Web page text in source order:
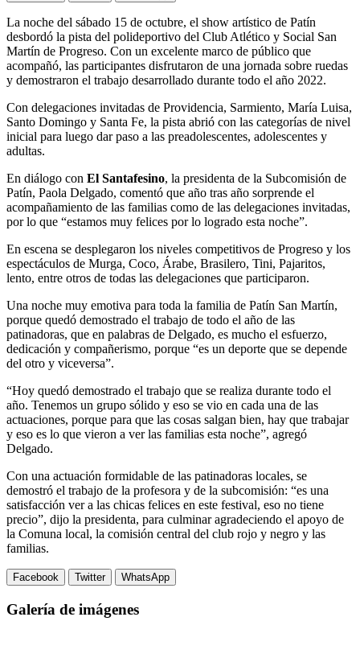
La noche del sábado 15 de octubre, el show artístico de Patín
desbordó la pista del polideportivo del Club Atlético y Social San
Martín de Progreso. Con un excelente marco de público que
acompañó, las participantes disfrutaron de una jornada sobre ruedas
y demostraron el trabajo desarrollado durante todo el año 2022.
Con delegaciones invitadas de Providencia, Sarmiento, María Luisa,
Santo Domingo y Santa Fe, la pista abrió con las categorías de nivel
inicial para luego dar paso a las preadolescentes, adolescentes y
adultas.
En diálogo con El Santafesino, la presidenta de la Subcomisión de
Patín, Paola Delgado, comentó que año tras año sorprende el
acompañamiento de las familias como de las delegaciones invitadas,
por lo que “estamos muy felices por lo logrado esta noche”.
En escena se desplegaron los niveles competitivos de Progreso y los
espectáculos de Murga, Coco, Árabe, Brasilero, Tini, Pajaritos,
lento, entre otros de todas las delegaciones que participaron.
Una noche muy emotiva para toda la familia de Patín San Martín,
porque quedó demostrado el trabajo de todo el año de las
patinadoras, que en palabras de Delgado, es mucho el esfuerzo,
dedicación y compañerismo, porque “es un deporte que se depende
del otro y viceversa”.
“Hoy quedó demostrado el trabajo que se realiza durante todo el
año. Tenemos un grupo sólido y eso se vio en cada una de las
actuaciones, porque para que las cosas salgan bien, hay que trabajar
y eso es lo que vieron a ver las familias esta noche”, agregó
Delgado.
Con una actuación formidable de las patinadoras locales, se
demostró el trabajo de la profesora y de la subcomisión: “es una
satisfacción ver a las chicas felices en este festival, eso no tiene
precio”, dijo la presidenta, para culminar agradeciendo el apoyo de
la Comuna local, la comisión central del club rojo y negro y las
familias.
Facebook Twitter WhatsApp
Galería de imágenes